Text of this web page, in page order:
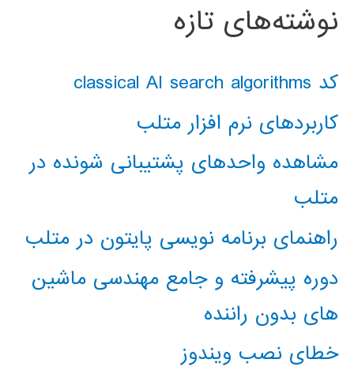
نوشته‌های تازه
کد classical AI search algorithms
کاربردهای نرم افزار متلب
مشاهده واحدهای پشتیبانی شونده در
متلب
راهنمای برنامه نویسی پایتون در متلب
دوره پیشرفته و جامع مهندسی ماشین
های بدون راننده
خطای نصب ویندوز